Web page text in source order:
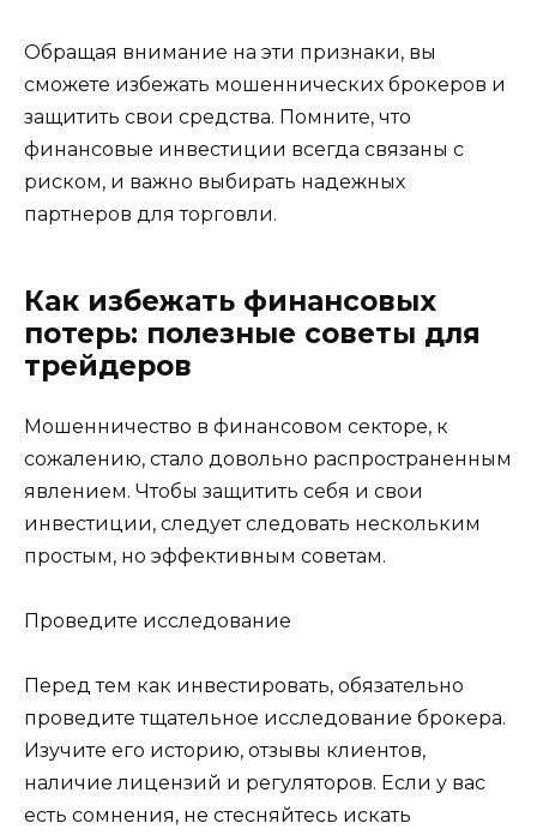
Обращая внимание на эти признаки, вы
сможете избежать мошеннических брокеров и
защитить свои средства. Помните, что
финансовые инвестиции всегда связаны с
риском, и важно выбирать надежных
партнеров для торговли.
Как избежать финансовых
потерь: полезные советы для
трейдеров
Мошенничество в финансовом секторе, к
сожалению, стало довольно распространенным
явлением. Чтобы защитить себя и свои
инвестиции, следует следовать нескольким
простым, но эффективным советам.
Проведите исследование
Перед тем как инвестировать, обязательно
проведите тщательное исследование брокера.
Изучите его историю, отзывы клиентов,
наличие лицензий и регуляторов. Если у вас
есть сомнения, не стесняйтесь искать